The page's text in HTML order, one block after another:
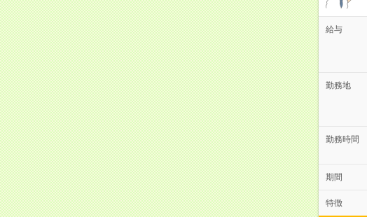
給与
勤務地
勤務時間
期間
特徴